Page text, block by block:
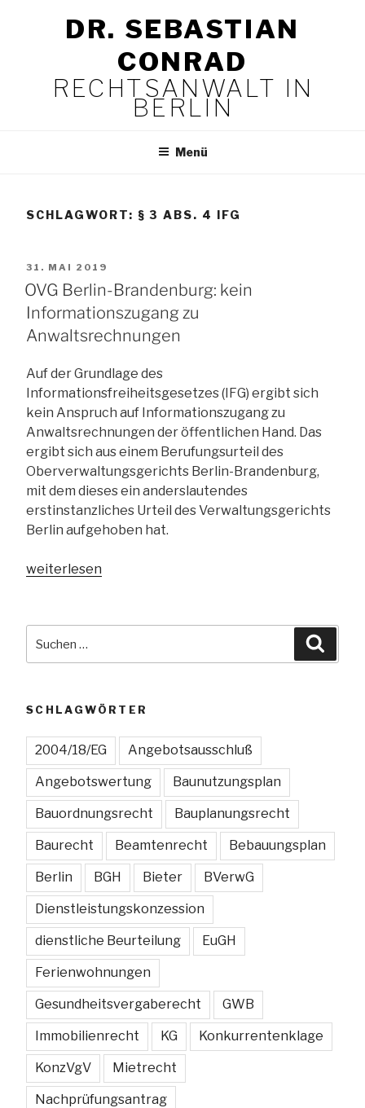
DR. SEBASTIAN
CONRAD
RECHTSANWALT IN
BERLIN
Menü
SCHLAGWORT: § 3 ABS. 4 IFG
VERÖFFENTLICHT
AM
31. MAI 2019
OVG Berlin-Brandenburg: kein
Informationszugang zu
Anwaltsrechnungen
Auf der Grundlage des
Informationsfreiheitsgesetzes (IFG) ergibt sich
kein Anspruch auf Informationszugang zu
Anwaltsrechnungen der öffentlichen Hand. Das
ergibt sich aus einem Berufungsurteil des
Oberverwaltungsgerichts Berlin-Brandenburg,
mit dem dieses ein anderslautendes
erstinstanzliches Urteil des Verwaltungsgerichts
Berlin aufgehoben hat.
„OVG
kein
Informationszugang
zu
weiterlesen
nach:
SCHLAGWÖRTER
2004/18/EG Angebotsausschluß
Angebotswertung Baunutzungsplan
Bauordnungsrecht Bauplanungsrecht
Baurecht Beamtenrecht Bebauungsplan
Berlin BGH Bieter BVerwG
Dienstleistungskonzession
dienstliche Beurteilung EuGH
Ferienwohnungen
Gesundheitsvergaberecht GWB
Immobilienrecht KG Konkurrentenklage
KonzVgV Mietrecht
Nachprüfungsantrag